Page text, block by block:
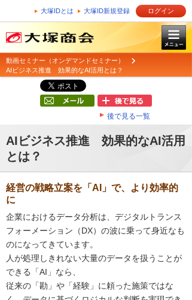
大塚IDとは 大塚ID新規登録 ログイン
動画セミナー（オンデマンドセミナー）
AIビジネス推進 効果的なAI活用とは？
後で見る一覧
AIビジネス推進 効果的なAI活用
とは？
経営の戦略立案を「AI」で、より効率的
に
企業におけるデータ分析は、デジタルトランス
フォーメーション（DX）の波に乗って身近なも
のになってきています。
人が処理しきれない大量のデータを扱うことが
できる「AI」なら、
従来の「勘」や「経験」に頼った施策ではな